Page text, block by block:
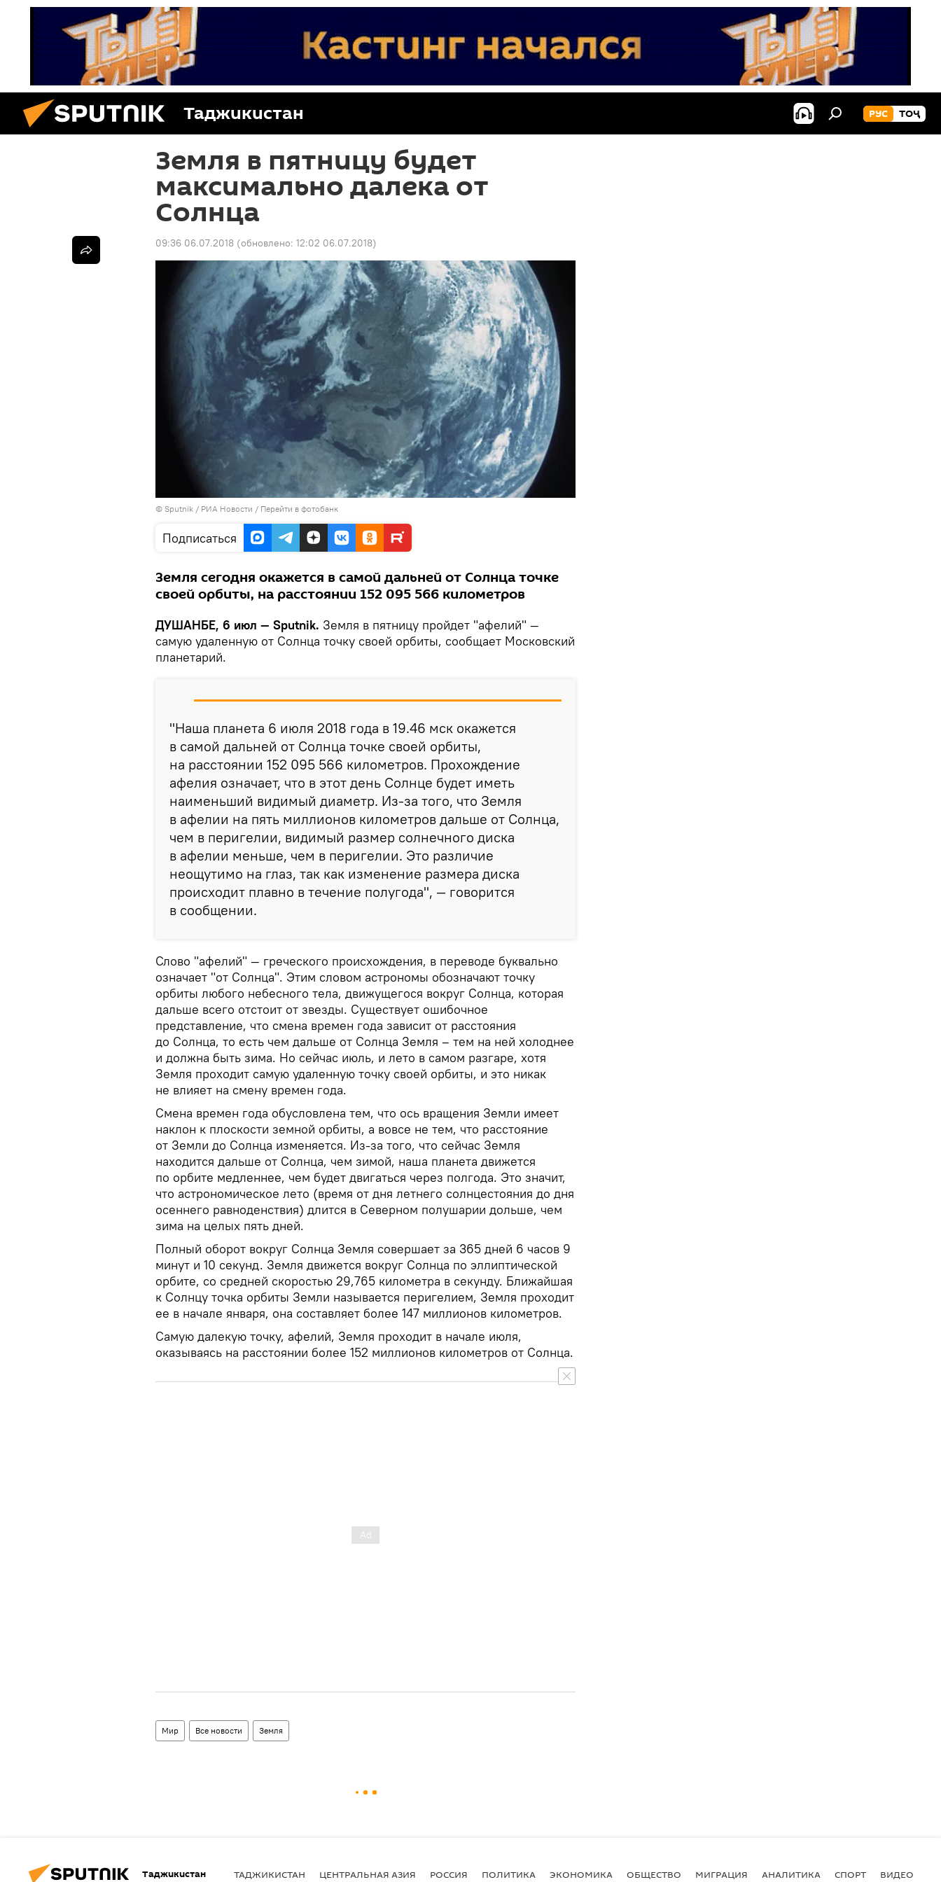
Таджикистан РУС ТОҶ
Земля в пятницу будет
максимально далека от
Солнца
09:36 06.07.2018 (обновлено: 12:02 06.07.2018)
© Sputnik / РИА Новости / Перейти в фотобанк
Подписаться
Земля сегодня окажется в самой дальней от Солнца точке
своей орбиты, на расстоянии 152 095 566 километров
ДУШАНБЕ, 6 июл — Sputnik. Земля в пятницу пройдет "афелий" —
самую удаленную от Солнца точку своей орбиты, сообщает Московский
планетарий.
"Наша планета 6 июля 2018 года в 19.46 мск окажется
в самой дальней от Солнца точке своей орбиты,
на расстоянии 152 095 566 километров. Прохождение
афелия означает, что в этот день Солнце будет иметь
наименьший видимый диаметр. Из-за того, что Земля
в афелии на пять миллионов километров дальше от Солнца,
чем в перигелии, видимый размер солнечного диска
в афелии меньше, чем в перигелии. Это различие
неощутимо на глаз, так как изменение размера диска
происходит плавно в течение полугода", — говорится
в сообщении.
Слово "афелий" — греческого происхождения, в переводе буквально
означает "от Солнца". Этим словом астрономы обозначают точку
орбиты любого небесного тела, движущегося вокруг Солнца, которая
дальше всего отстоит от звезды. Существует ошибочное
представление, что смена времен года зависит от расстояния
до Солнца, то есть чем дальше от Солнца Земля – тем на ней холоднее
и должна быть зима. Но сейчас июль, и лето в самом разгаре, хотя
Земля проходит самую удаленную точку своей орбиты, и это никак
не влияет на смену времен года.
Смена времен года обусловлена тем, что ось вращения Земли имеет
наклон к плоскости земной орбиты, а вовсе не тем, что расстояние
от Земли до Солнца изменяется. Из-за того, что сейчас Земля
находится дальше от Солнца, чем зимой, наша планета движется
по орбите медленнее, чем будет двигаться через полгода. Это значит,
что астрономическое лето (время от дня летнего солнцестояния до дня
осеннего равноденствия) длится в Северном полушарии дольше, чем
зима на целых пять дней.
Полный оборот вокруг Солнца Земля совершает за 365 дней 6 часов 9
минут и 10 секунд. Земля движется вокруг Солнца по эллиптической
орбите, со средней скоростью 29,765 километра в секунду. Ближайшая
к Солнцу точка орбиты Земли называется перигелием, Земля проходит
ее в начале января, она составляет более 147 миллионов километров.
Самую далекую точку, афелий, Земля проходит в начале июля,
оказываясь на расстоянии более 152 миллионов километров от Солнца.
Мир Все новости Земля
Таджикистан ТАДЖИКИСТАН ЦЕНТРАЛЬНАЯ АЗИЯ РОССИЯ ПОЛИТИКА ЭКОНОМИКА ОБЩЕСТВО МИГРАЦИЯ АНАЛИТИКА СПОРТ ВИДЕО